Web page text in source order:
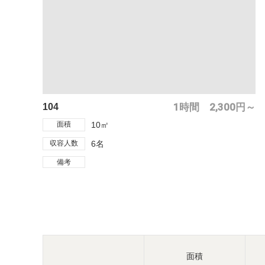
104 1時間 2,300円～
面積 10㎡
収容人数 6名
備考
面積